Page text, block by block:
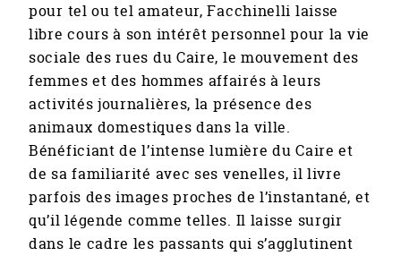
pour tel ou tel amateur, Facchinelli laisse
libre cours à son intérêt personnel pour la vie
sociale des rues du Caire, le mouvement des
femmes et des hommes affairés à leurs
activités journalières, la présence des
animaux domestiques dans la ville.
Bénéficiant de l’intense lumière du Caire et
de sa familiarité avec ses venelles, il livre
parfois des images proches de l’instantané, et
qu’il légende comme telles. Il laisse surgir
dans le cadre les passants qui s’agglutinent